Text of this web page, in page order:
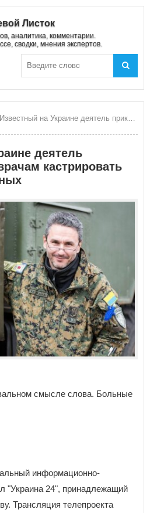
Листок
аналитика, комментарии.
сводки, мнения экспертов.
на Украине деятель приказал своим врачам кастрировать российских военных
деятель
кастрировать
смысле слова. Больные
информационно-
"Украина 24", принадлежащий
Трансляция телепроекта